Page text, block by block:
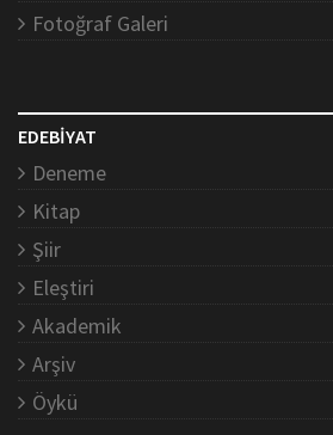
Fotoğraf Galeri
EDEBİYAT
Deneme
Kitap
Şiir
Eleştiri
Akademik
Arşiv
Öykü